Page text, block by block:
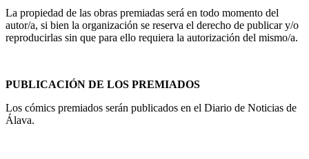
La propiedad de las obras premiadas será en todo momento del
autor/a, si bien la organización se reserva el derecho de publicar y/o
reproducirlas sin que para ello requiera la autorización del mismo/a.
PUBLICACIÓN DE LOS PREMIADOS
Los cómics premiados serán publicados en el Diario de Noticias de
Álava.